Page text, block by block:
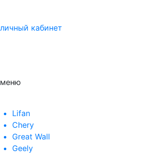
личный кабинет
меню
Lifan
Chery
Great Wall
Geely